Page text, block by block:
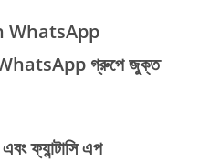
WhatsApp
গ্রুপে জুক্ত
ফ্যান্টাসি এপ